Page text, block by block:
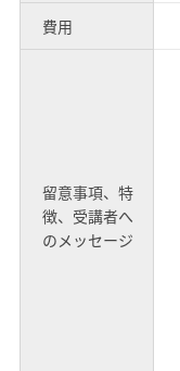
費用
留意事項、特
徴、受講者へ
のメッセージ